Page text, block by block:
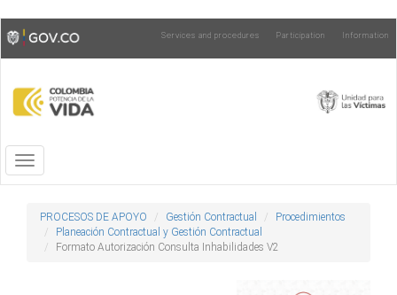
Skip
to
main
Toggle
high
contrast
Services and procedures Participation Information
Toggle
navigation
PROCESOS DE APOYO Gestión Contractual
Procedimientos
Planeación Contractual y Gestión Contractual
Formato Autorización Consulta Inhabilidades V2